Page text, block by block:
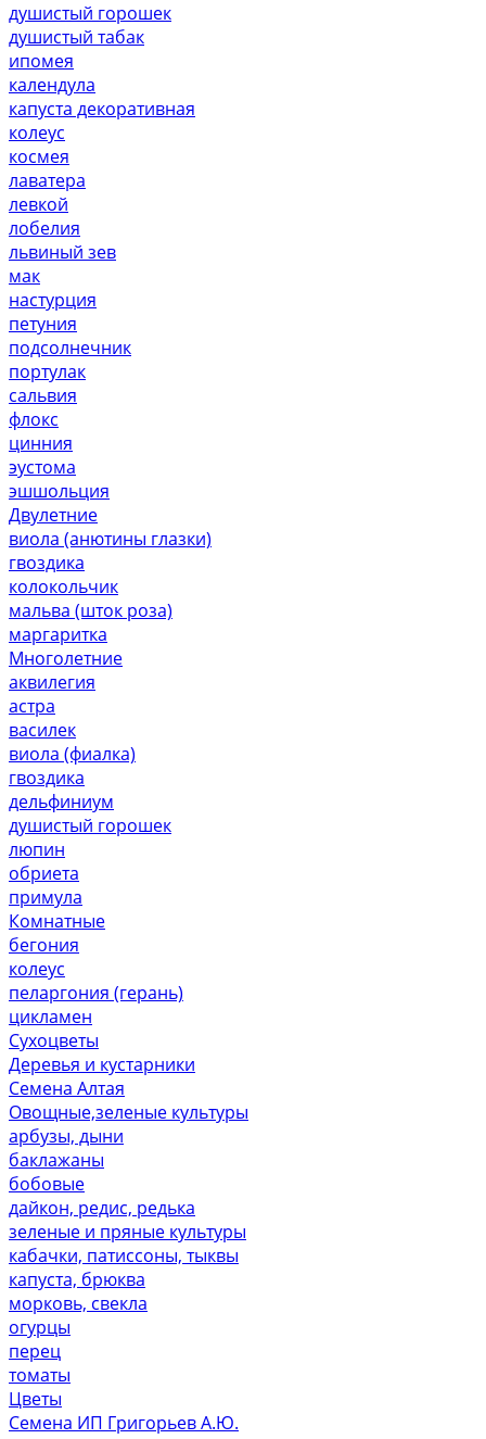
душистый горошек
душистый табак
ипомея
календула
капуста декоративная
колеус
космея
лаватера
левкой
лобелия
львиный зев
мак
настурция
петуния
подсолнечник
портулак
сальвия
флокс
цинния
эустома
эшшольция
Двулетние
виола (анютины глазки)
гвоздика
колокольчик
мальва (шток роза)
маргаритка
Многолетние
аквилегия
астра
василек
виола (фиалка)
гвоздика
дельфиниум
душистый горошек
люпин
обриета
примула
Комнатные
бегония
колеус
пеларгония (герань)
цикламен
Сухоцветы
Деревья и кустарники
Семена Алтая
Овощные,зеленые культуры
арбузы, дыни
баклажаны
бобовые
дайкон, редис, редька
зеленые и пряные культуры
кабачки, патиссоны, тыквы
капуста, брюква
морковь, свекла
огурцы
перец
томаты
Цветы
Семена ИП Григорьев А.Ю.